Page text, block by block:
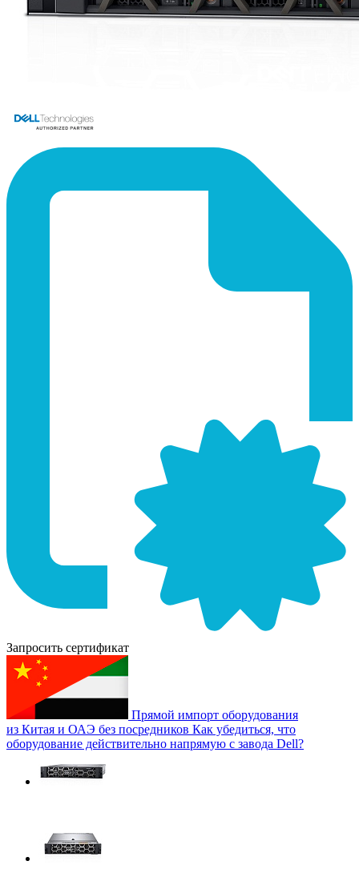
Запросить сертификат
Прямой импорт оборудования
из Китая и ОАЭ без посредников Как убедиться, что
оборудование действительно напрямую с завода Dell?